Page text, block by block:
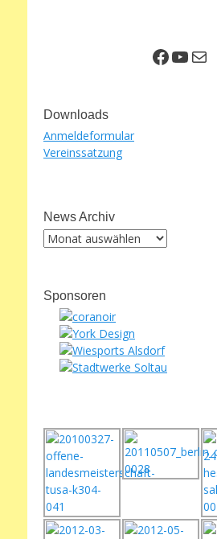
E-Mail
Downloads
Anmeldeformular
Vereinssatzung
News Archiv
News
Sponsoren